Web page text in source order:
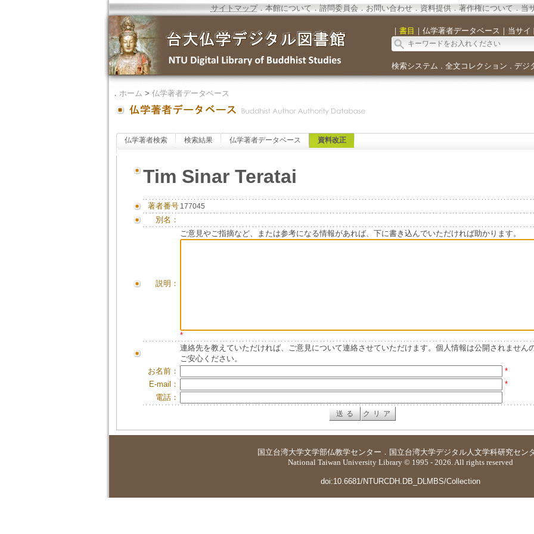
サイトマップ．本館について．諮問委員会． お問い合わせ． 資料提供．著作権について．当
｜ 書目 ｜ 仏学著者データベース ｜ 当サイ
検索システム ． 全文コレクション ． デジ
． ホーム > 仏学著者データベース
仏学著者検索 検索結果 仏学著者データベース 資料改正
Tim Sinar Teratai
著者番号 177045
別名：
説明：
ご意見やご指摘など、または参考になる情報があれば、下に書き込んでいただければ助かります。
*
連絡先を教えていただければ、ご意見について連絡させていただけます。個人情報は公開されません
ご安心ください。
お名前：
*
E-mail：
*
電話：
国立台湾大学文学部仏教学センター ． 国立台湾大学デジタル人文学科研究セン
National Taiwan University Library © 1995 - 2026. All rights reserved
doi:10.6681/NTURCDH.DB_DLMBS/Collection